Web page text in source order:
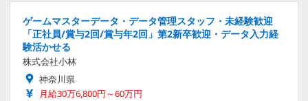
ゲームマスターデータ・データ管理スタッフ・未経験歓迎
「正社員/賞与2回/賞与年2回」第2新卒歓迎・データ入力経
験活かせる
株式会社小林
神奈川県
月給30万6,800円～60万円